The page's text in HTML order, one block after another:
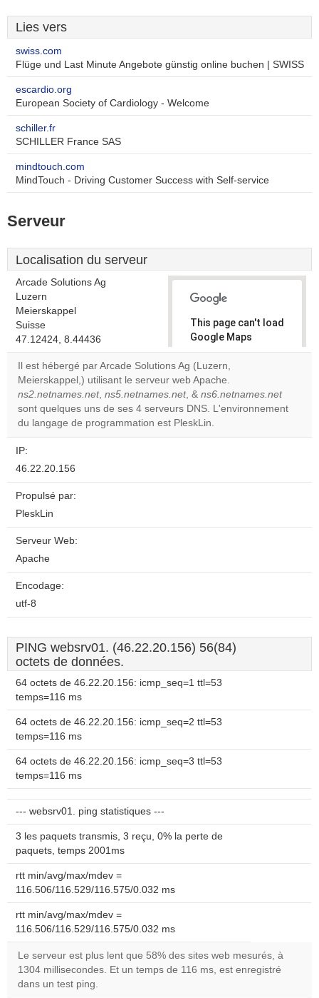
Lies vers
swiss.com
Flüge und Last Minute Angebote günstig online buchen | SWISS
escardio.org
European Society of Cardiology - Welcome
schiller.fr
SCHILLER France SAS
mindtouch.com
MindTouch - Driving Customer Success with Self-service
Serveur
Localisation du serveur
Arcade Solutions Ag
Luzern
Meierskappel
Suisse
47.12424, 8.44436
This page can't load
Google Maps
correctly.
Do you
own this
website?
OK
Il est hébergé par Arcade Solutions Ag (Luzern,
Meierskappel,) utilisant le serveur web Apache.
ns2.netnames.net, ns5.netnames.net, & ns6.netnames.net
sont quelques uns de ses 4 serveurs DNS. L'environnement
du langage de programmation est PleskLin.
IP:
46.22.20.156
Propulsé par:
PleskLin
Serveur Web:
Apache
Encodage:
utf-8
PING websrv01. (46.22.20.156) 56(84)
octets de données.
64 octets de 46.22.20.156: icmp_seq=1 ttl=53
temps=116 ms
64 octets de 46.22.20.156: icmp_seq=2 ttl=53
temps=116 ms
64 octets de 46.22.20.156: icmp_seq=3 ttl=53
temps=116 ms
--- websrv01. ping statistiques ---
3 les paquets transmis, 3 reçu, 0% la perte de
paquets, temps 2001ms
rtt min/avg/max/mdev =
116.506/116.529/116.575/0.032 ms
rtt min/avg/max/mdev =
116.506/116.529/116.575/0.032 ms
Le serveur est plus lent que 58% des sites web mesurés, à
1304 millisecondes. Et un temps de 116 ms, est enregistré
dans un test ping.